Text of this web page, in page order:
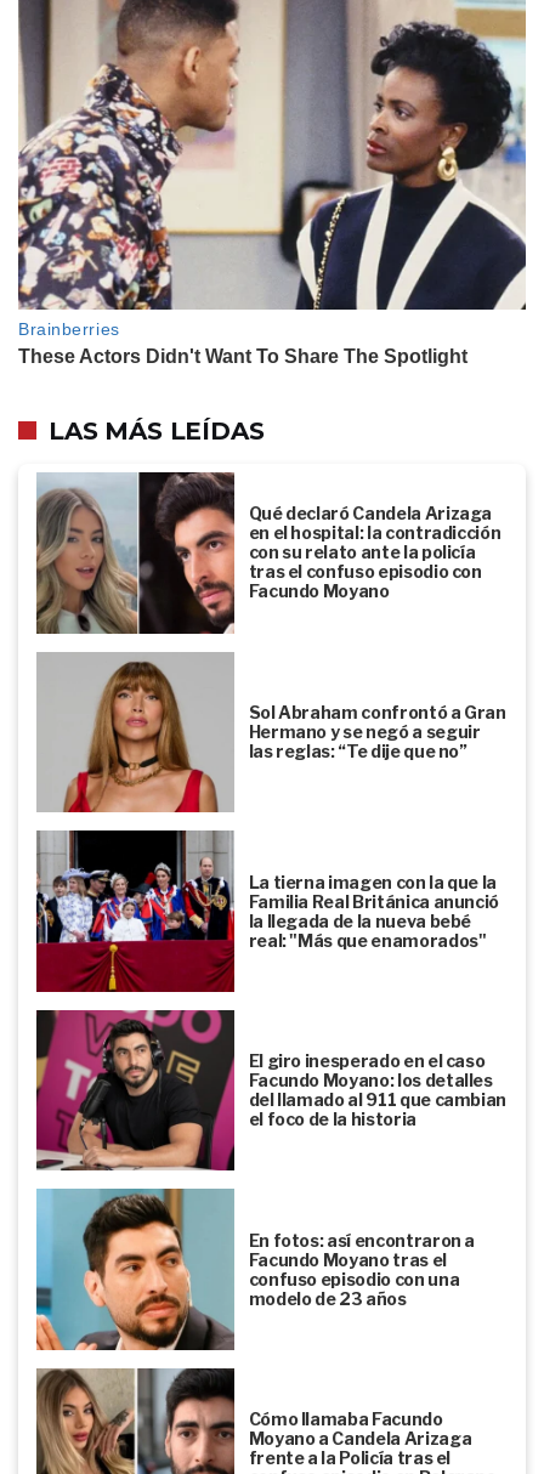
LAS MÁS LEÍDAS
Qué declaró Candela Arizaga
en el hospital: la contradicción
con su relato ante la policía
tras el confuso episodio con
Facundo Moyano
Sol Abraham confrontó a Gran
Hermano y se negó a seguir
las reglas: “Te dije que no”
La tierna imagen con la que la
Familia Real Británica anunció
la llegada de la nueva bebé
real: "Más que enamorados"
El giro inesperado en el caso
Facundo Moyano: los detalles
del llamado al 911 que cambian
el foco de la historia
En fotos: así encontraron a
Facundo Moyano tras el
confuso episodio con una
modelo de 23 años
Cómo llamaba Facundo
Moyano a Candela Arizaga
frente a la Policía tras el